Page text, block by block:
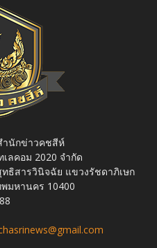
ำนักข่าวคชสีห์
ลคอม 2020 จำกัด
ธิสารวินิจฉัย แขวงรัชดาภิเษก
มหานคร 10400